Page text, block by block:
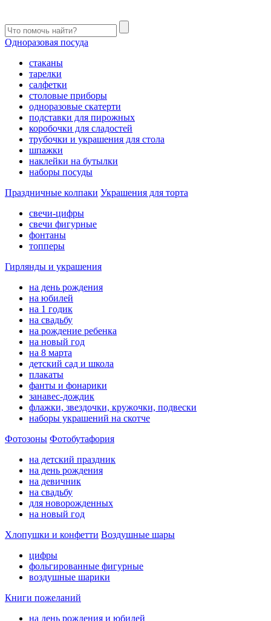
Одноразовая посуда
стаканы
тарелки
салфетки
столовые приборы
одноразовые скатерти
подставки для пирожных
коробочки для сладостей
трубочки и украшения для стола
шпажки
наклейки на бутылки
наборы посуды
Праздничные колпаки Украшения для торта
свечи-цифры
свечи фигурные
фонтаны
топперы
Гирлянды и украшения
на день рождения
на юбилей
на 1 годик
на свадьбу
на рождение ребенка
на новый год
на 8 марта
детский сад и школа
плакаты
фанты и фонарики
занавес-дождик
флажки, звездочки, кружочки, подвески
наборы украшений на скотче
Фотозоны Фотобутафория
на детский праздник
на день рождения
на девичник
на свадьбу
для новорожденных
на новый год
Хлопушки и конфетти Воздушные шары
цифры
фольгированные фигурные
воздушные шарики
Книги пожеланий
на день рождения и юбилей